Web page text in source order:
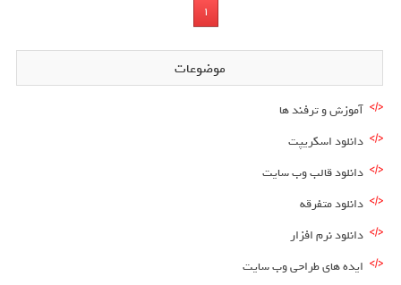
1
موضوعات
آموزش و ترفند ها
دانلود اسکریپت
دانلود قالب وب سایت
دانلود متفرقه
دانلود نرم افزار
ایده های طراحی وب سایت